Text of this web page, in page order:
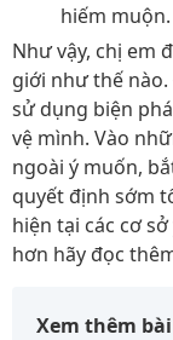
hiếm muộn.
Như vậy, chị em
giới như thế nào.
sử dụng biện
vệ mình. Vào
ngoài ý muốn,
quyết định sớm
hiện tại các cơ
hơn hãy đọc
Xem thêm